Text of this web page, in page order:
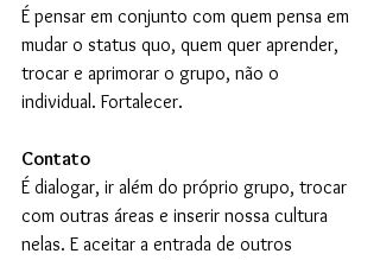
É pensar em conjunto com quem pensa em
mudar o status quo, quem quer aprender,
trocar e aprimorar o grupo, não o
individual. Fortalecer.
Contato
É dialogar, ir além do próprio grupo, trocar
com outras áreas e inserir nossa cultura
nelas. E aceitar a entrada de outros